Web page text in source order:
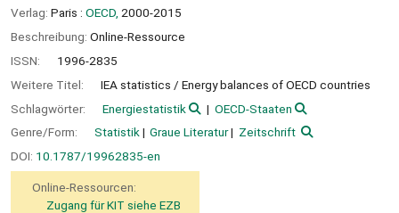
Verlag: Paris : OECD, 2000-2015
Beschreibung: Online-Ressource
ISSN:
1996-2835
Weitere Titel:
IEA statistics / Energy balances of OECD countries
Schlagwörter:
Energiestatistik
OECD-Staaten
Genre/Form:
Statistik Graue Literatur
Zeitschrift
DOI: 10.1787/19962835-en
Online-Ressourcen:
Zugang für KIT siehe EZB